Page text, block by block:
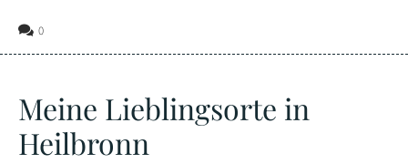
0
Meine Lieblingsorte in
Heilbronn